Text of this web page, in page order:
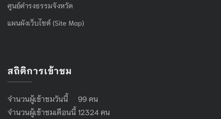
ศูนย์ดำรงธรรมจังหวัด
แผนผังเว็บไซต์ (Site Map)
สถิติการเข้าชม
จำนวนผู้เข้าชมวันนี้ 99 คน
จำนวนผู้เข้าชมเดือนนี้ 12324 คน